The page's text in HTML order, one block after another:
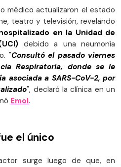
médico actualizaron el estado
teatro y televisión, revelando
en la Unidad de
debido a una neumonía
"Consultó el pasado viernes
Respiratoria, donde se le
asociada a SARS-CoV-2, por
", declaró la clínica en un
Emol.
el único
surge luego de que, en